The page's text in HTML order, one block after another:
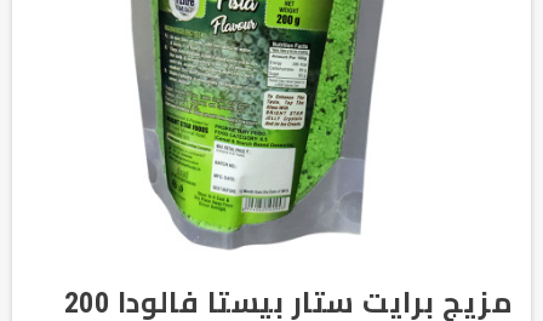
مزيج برايت ستار بيستا فالودا 200